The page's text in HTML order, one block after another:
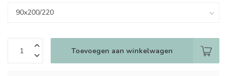
Toevoegen aan winkelwagen